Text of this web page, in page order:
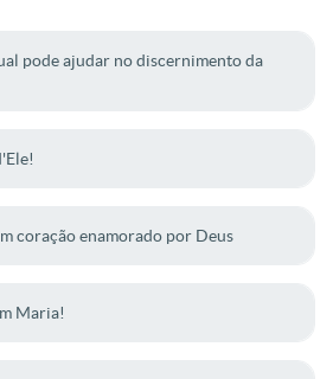
pode ajudar no discernimento da
coração enamorado por Deus
Maria!